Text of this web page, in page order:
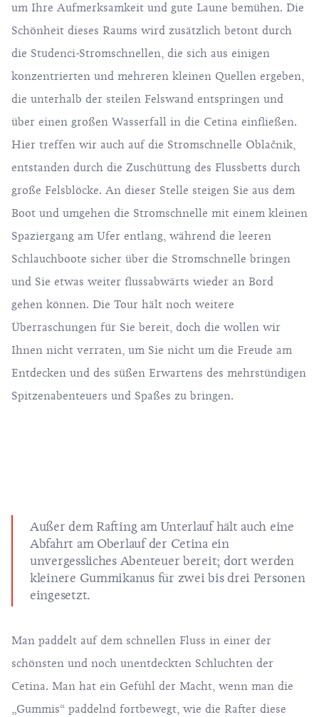
um Ihre Aufmerksamkeit und gute Laune bemühen. Die
Schönheit dieses Raums wird zusätzlich betont durch
die Studenci-Stromschnellen, die sich aus einigen
konzentrierten und mehreren kleinen Quellen ergeben,
die unterhalb der steilen Felswand entspringen und
über einen großen Wasserfall in die Cetina einfließen.
Hier treffen wir auch auf die Stromschnelle Oblačnik,
entstanden durch die Zuschüttung des Flussbetts durch
große Felsblöcke. An dieser Stelle steigen Sie aus dem
Boot und umgehen die Stromschnelle mit einem kleinen
Spaziergang am Ufer entlang, während die leeren
Schlauchboote sicher über die Stromschnelle bringen
und Sie etwas weiter flussabwärts wieder an Bord
gehen können. Die Tour hält noch weitere
Überraschungen für Sie bereit, doch die wollen wir
Ihnen nicht verraten, um Sie nicht um die Freude am
Entdecken und des süßen Erwartens des mehrstündigen
Spitzenabenteuers und Spaßes zu bringen.
Außer dem Rafting am Unterlauf hält auch eine
Abfahrt am Oberlauf der Cetina ein
unvergessliches Abenteuer bereit; dort werden
kleinere Gummikanus für zwei bis drei Personen
eingesetzt.
Man paddelt auf dem schnellen Fluss in einer der
schönsten und noch unentdeckten Schluchten der
Cetina. Man hat ein Gefühl der Macht, wenn man die
„Gummis“ paddelnd fortbewegt, wie die Rafter diese